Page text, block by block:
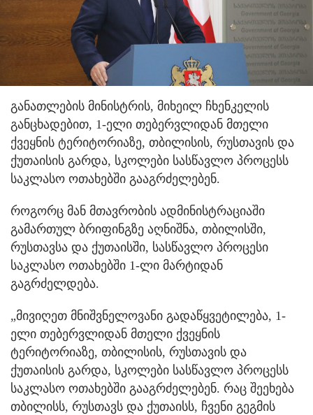
განათლების მინისტრის, მიხეილ ჩხენკელის
განცხადებით, 1-ელი თებერვლიდან მთელი
ქვეყნის ტერიტორიაზე, თბილისის, რუსთავის და
ქუთაისის გარდა, სკოლები სასწავლო პროცესს
საკლასო ოთახებში გააგრძელებენ.
როგორც მან მთავრობის ადმინისტრაციაში
გამართულ ბრიფინგზე აღნიშნა, თბილისში,
რუსთავსა და ქუთაისში, სასწავლო პროცესი
საკლასო ოთახებში 1-ლი მარტიდან
გაგრძელდება.
„მივიღეთ მნიშვნელოვანი გადაწყვეტილება, 1-
ელი თებერვლიდან მთელი ქვეყნის
ტერიტორიაზე, თბილისის, რუსთავის და
ქუთაისის გარდა, სკოლები სასწავლო პროცესს
საკლასო ოთახებში გააგრძელებენ. რაც შეეხება
თბილისს, რუსთავს და ქუთაისს, ჩვენი გეგმის